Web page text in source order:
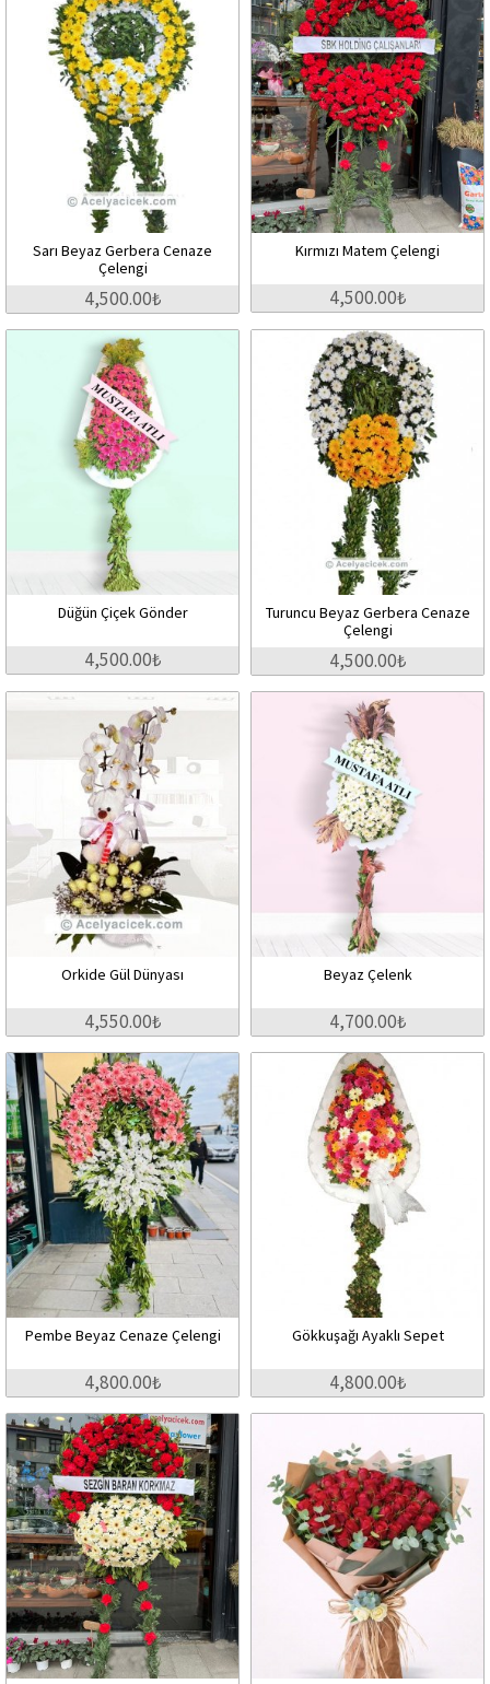
Sarı Beyaz Gerbera Cenaze
Çelengi
4,500.00₺
Kırmızı Matem Çelengi
4,500.00₺
Düğün Çiçek Gönder
4,500.00₺
Turuncu Beyaz Gerbera Cenaze
Çelengi
4,500.00₺
Orkide Gül Dünyası
4,550.00₺
Beyaz Çelenk
4,700.00₺
Pembe Beyaz Cenaze Çelengi
4,800.00₺
Gökkuşağı Ayaklı Sepet
4,800.00₺